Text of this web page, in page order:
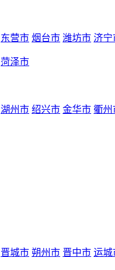
东营市 烟台市 潍坊市 济宁
菏泽市
湖州市 绍兴市 金华市 衢州
晋城市 朔州市 晋中市 运城